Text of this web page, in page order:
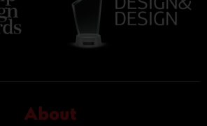
About